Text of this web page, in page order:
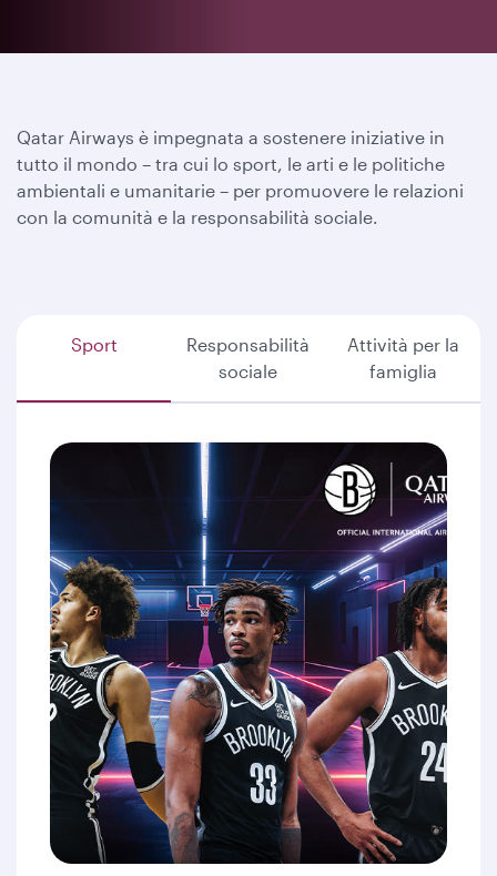
Qatar Airways è impegnata a sostenere iniziative in
tutto il mondo – tra cui lo sport, le arti e le politiche
ambientali e umanitarie – per promuovere le relazioni
con la comunità e la responsabilità sociale.
Sport
Responsabilità
sociale
Attività per la
famiglia